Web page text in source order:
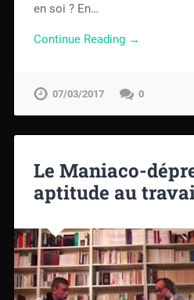
en soi ? En…
Continue Reading →
07/03/2017 0
Le Maniaco-
aptitude au